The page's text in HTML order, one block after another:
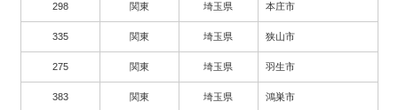
298 関東 埼玉県 本庄市
335 関東 埼玉県 狭山市
275 関東 埼玉県 羽生市
383 関東 埼玉県 鴻巣市